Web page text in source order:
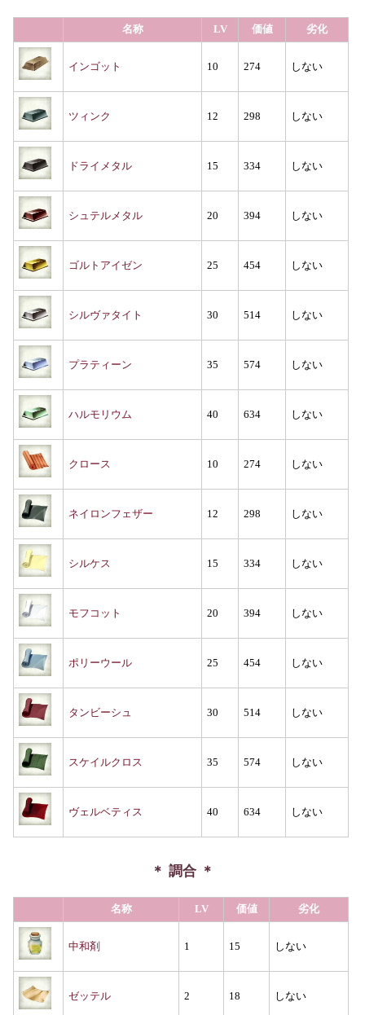
名称 LV 価値 劣化
インゴット 10 274 しない
ツィンク 12 298 しない
ドライメタル 15 334 しない
シュテルメタル 20 394 しない
ゴルトアイゼン 25 454 しない
シルヴァタイト 30 514 しない
プラティーン 35 574 しない
ハルモリウム 40 634 しない
クロース 10 274 しない
ネイロンフェザー 12 298 しない
シルケス 15 334 しない
モフコット 20 394 しない
ポリーウール 25 454 しない
タンビーシュ 30 514 しない
スケイルクロス 35 574 しない
ヴェルベティス 40 634 しない
調合
名称 LV 価値 劣化
中和剤 1 15 しない
ゼッテル 2 18 しない